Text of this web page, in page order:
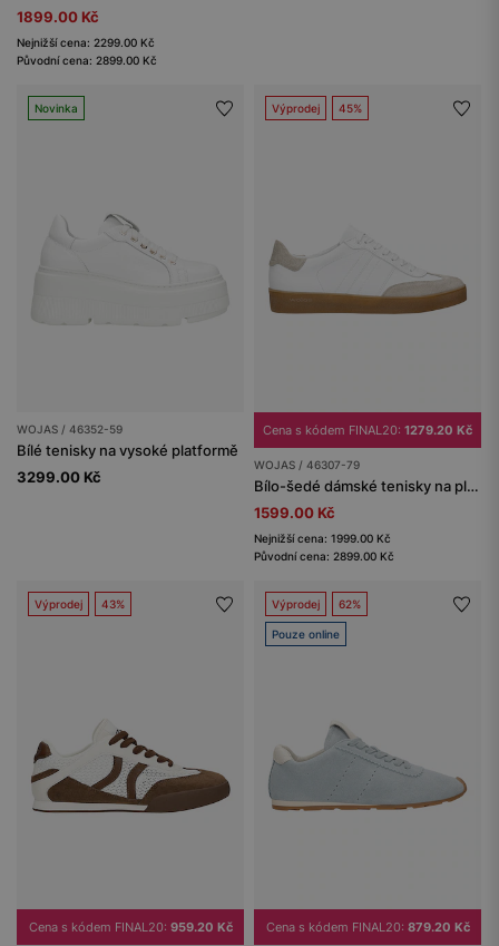
1899.00 Kč
Nejnižší cena: 2299.00 Kč
Původní cena: 2899.00 Kč
Novinka
WOJAS / 46352-59
Bílé tenisky na vysoké platformě
3299.00 Kč
Výprodej 45%
Cena s kódem FINAL20: 1279.20 Kč
WOJAS / 46307-79
Bílo-šedé dámské tenisky na ploché hnědé podrážce
1599.00 Kč
Nejnižší cena: 1999.00 Kč
Původní cena: 2899.00 Kč
Výprodej 43%
Cena s kódem FINAL20: 959.20 Kč
Výprodej 62%
Pouze online
Cena s kódem FINAL20: 879.20 Kč